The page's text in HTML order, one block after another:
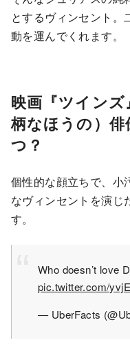
とするヴィンセント。
動を運んでくれます。
映画『ツイン
柄なほうの）俳
つ？
個性的な顔立ちで、小
なヴィンセントを演じ
す。
Who doesn’t love
pic.twitter.com/
— UberFacts